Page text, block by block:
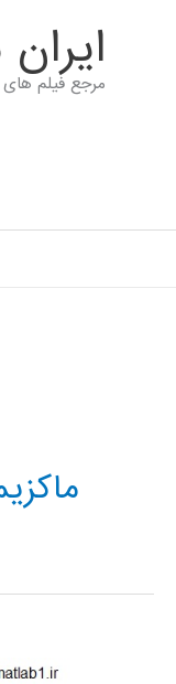
مرجع فیلم